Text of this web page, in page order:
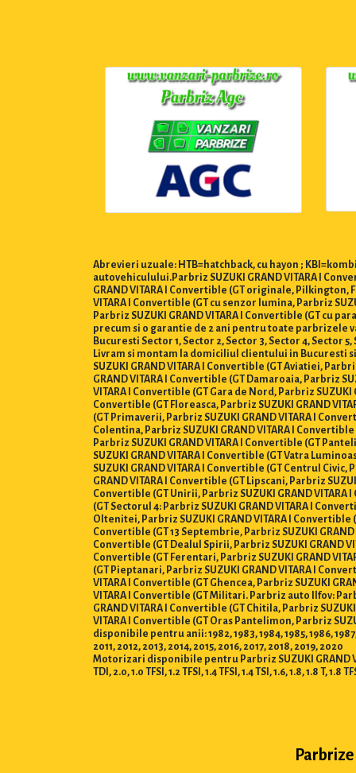
Abrevieri uzuale: HTB=hatchback, cu hayon ;
autovehiculului.Parbriz SUZUKI GRAND VITARA I
GRAND VITARA I Convertible (GT originale, Pilkington,
VITARA I Convertible (GT cu senzor lumina, Parbriz
Parbriz SUZUKI GRAND VITARA I Convertible (GT
precum si o garantie de 2 ani pentru toate parbrizele
Bucuresti Sector 1, Sector 2, Sector 3, Sector 4, Sector 5,
Livram si montam la domiciliul clientului in Bucuresti si
SUZUKI GRAND VITARA I Convertible (GT Aviatiei,
GRAND VITARA I Convertible (GT Damaroaia, Parbriz
VITARA I Convertible (GT Gara de Nord, Parbriz
Convertible (GT Floreasca, Parbriz SUZUKI GRAND
(GT Primaverii, Parbriz SUZUKI GRAND VITARA I
Colentina, Parbriz SUZUKI GRAND VITARA I
Parbriz SUZUKI GRAND VITARA I Convertible (GT
SUZUKI GRAND VITARA I Convertible (GT Vatra
SUZUKI GRAND VITARA I Convertible (GT Centrul
GRAND VITARA I Convertible (GT Lipscani, Parbriz
Convertible (GT Unirii, Parbriz SUZUKI GRAND VITARA
(GT Sectorul 4: Parbriz SUZUKI GRAND VITARA I
Oltenitei, Parbriz SUZUKI GRAND VITARA I Convertible
Convertible (GT 13 Septembrie, Parbriz SUZUKI
Convertible (GT Dealul Spirii, Parbriz SUZUKI GRAND
Convertible (GT Ferentari, Parbriz SUZUKI GRAND
(GT Pieptanari, Parbriz SUZUKI GRAND VITARA I
VITARA I Convertible (GT Ghencea, Parbriz SUZUKI
VITARA I Convertible (GT Militari. Parbriz auto Ilfov:
GRAND VITARA I Convertible (GT Chitila, Parbriz
VITARA I Convertible (GT Oras Pantelimon, Parbriz
disponibile pentru anii: 1982, 1983, 1984, 1985, 1986, 1987,
2011, 2012, 2013, 2014, 2015, 2016, 2017, 2018, 2019, 2020
Motorizari disponibile pentru Parbriz SUZUKI GRAND
TDI, 2.0, 1.0 TFSI, 1.2 TFSI, 1.4 TFSI, 1.4 TSI, 1.6, 1.8, 1.8 T, 1.8
Parbrize